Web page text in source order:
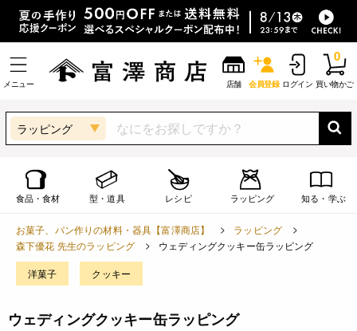
メニュー 店舗 会員登録 ログイン 買い物かご
0
ラッピング
食品・食材 型・道具 レシピ ラッピング 知る・学ぶ
お菓子、パン作りの材料・器具【富澤商店】
ラッピング
森下優花 先生のラッピング
ウェディングクッキー缶ラッピング
洋菓子 クッキー
ウェディングクッキー缶ラッピング